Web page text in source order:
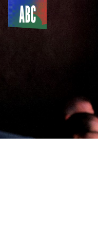
Du côté
de l’ABC